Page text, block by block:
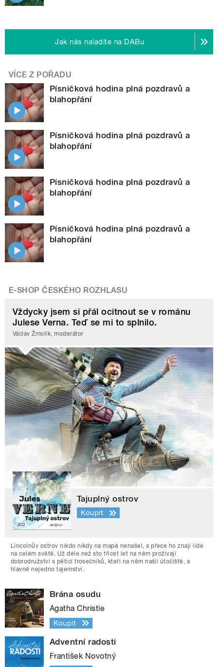
Jak nás naladíte na DABu
VÍCE Z POŘADU
Písničková hodina plná pozdravů a
blahopřání
Písničková hodina plná pozdravů a
blahopřání
Písničková hodina plná pozdravů a
blahopřání
Písničková hodina plná pozdravů a
blahopřání
E-SHOP ČESKÉHO ROZHLASU
Vždycky jsem si přál ocitnout se v románu
Julese Verna. Teď se mi to splnilo.
Václav Žmolík, moderátor
Tajuplný ostrov
Koupit
Lincolnův ostrov nikdo nikdy na mapě nenašel, a přece ho znají lidé
na celém světě. Už déle než sto třicet let na něm prožívají
dobrodružství s pěticí trosečníků, kteří na něm našli útočiště, a
hlavně nejedno tajemství.
Brána osudu
Agatha Christie
Koupit
Adventní radosti
František Novotný